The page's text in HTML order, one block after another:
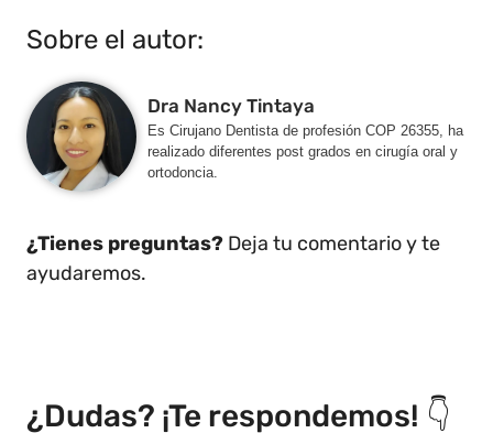
Sobre el autor:
Dra Nancy Tintaya
Es Cirujano Dentista de profesión COP 26355, ha
realizado diferentes post grados en cirugía oral y
ortodoncia.
¿Tienes preguntas? Deja tu comentario y te
ayudaremos.
¿Dudas? ¡Te respondemos! 👇